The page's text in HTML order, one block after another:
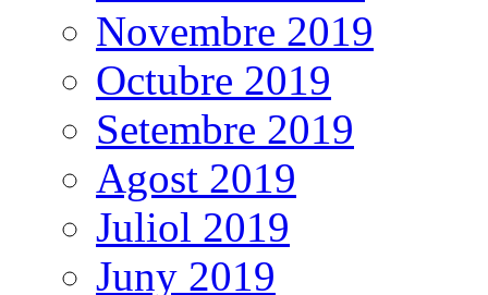
Novembre 2019
Octubre 2019
Setembre 2019
Agost 2019
Juliol 2019
Juny 2019